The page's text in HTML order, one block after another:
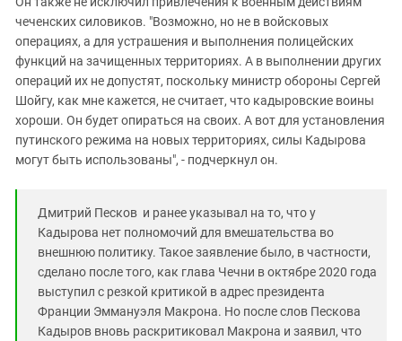
чеченских силовиков. "Возможно, но не в войсковых
операциях, а для устрашения и выполнения полицейских
функций на зачищенных территориях. А в выполнении других
операций их не допустят, поскольку министр обороны Сергей
Шойгу, как мне кажется, не считает, что кадыровские воины
хороши. Он будет опираться на своих. А вот для установления
путинского режима на новых территориях, силы Кадырова
могут быть использованы", - подчеркнул он.
Дмитрий Песков и ранее указывал на то, что у
Кадырова нет полномочий для вмешательства во
внешнюю политику. Такое заявление было, в частности,
сделано после того, как глава Чечни в октябре 2020 года
выступил с резкой критикой в адрес президента
Франции Эммануэля Макрона. Но после слов Пескова
Кадыров вновь раскритиковал Макрона и заявил, что